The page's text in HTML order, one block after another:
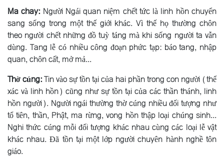
Ma chay: Người Ngái quan niệm chết tức là linh hồn chuyển
sang sống trong một thế giới khác. Vì thế họ thường chôn
theo người chết những đồ tuỳ táng mà khi sống người ta vẫn
dùng. Tang lễ có nhiều công đoạn phức tạp: báo tang, nhập
quan, chôn cất, mở mả...
Thờ cúng:Tin vào sự tồn tại của hai phần trong con người (thể
xác và linh hồn) cũng như sự tồn tại của các thần thánh, linh
hồn người). Người ngái thường thờ cúng nhiều đối tượng như
tổ tiên, thần, Phật, ma rừng, vong hồn thập loại chúng sinh...
Nghi thức cúng mỗi đối tượng khác nhau cùng các loại lễ vật
khác nhau. Ðã tồn tại một lớp người chuyên hành nghề tôn
giáo.